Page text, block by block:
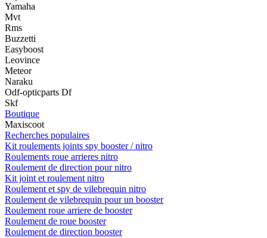
Yamaha
Mvt
Rms
Buzzetti
Easyboost
Leovince
Meteor
Naraku
Odf-opticparts Df
Skf
Boutique
Maxiscoot
Recherches populaires
Kit roulements joints spy booster / nitro
Roulements roue arrieres nitro
Roulement de direction pour nitro
Kit joint et roulement nitro
Roulement et spy de vilebrequin nitro
Roulement de vilebrequin pour un booster
Roulement roue arriere de booster
Roulement de roue booster
Roulement de direction booster